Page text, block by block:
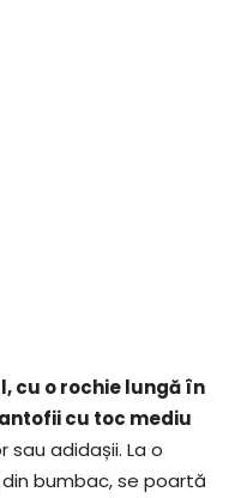
cu o rochie lungă în
cu toc mediu
adidașii. La o
bumbac, se poartă